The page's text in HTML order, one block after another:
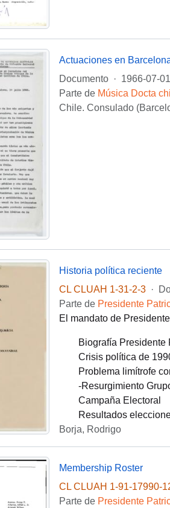
Documento
· 1966-07-01
Parte de Música Docta
Chile. Consulado
Historia política reciente
CL CLUAH 1-31-2-3
·
Parte de Presidente
El mandato de
Biografía Presidente
Crisis política de
Problema limítrofe
-Resurgimiento
Campaña Electoral
Resultados
Borja, Rodrigo
Membership Roster
CL CLUAH 1-91-17990-
Parte de Presidente